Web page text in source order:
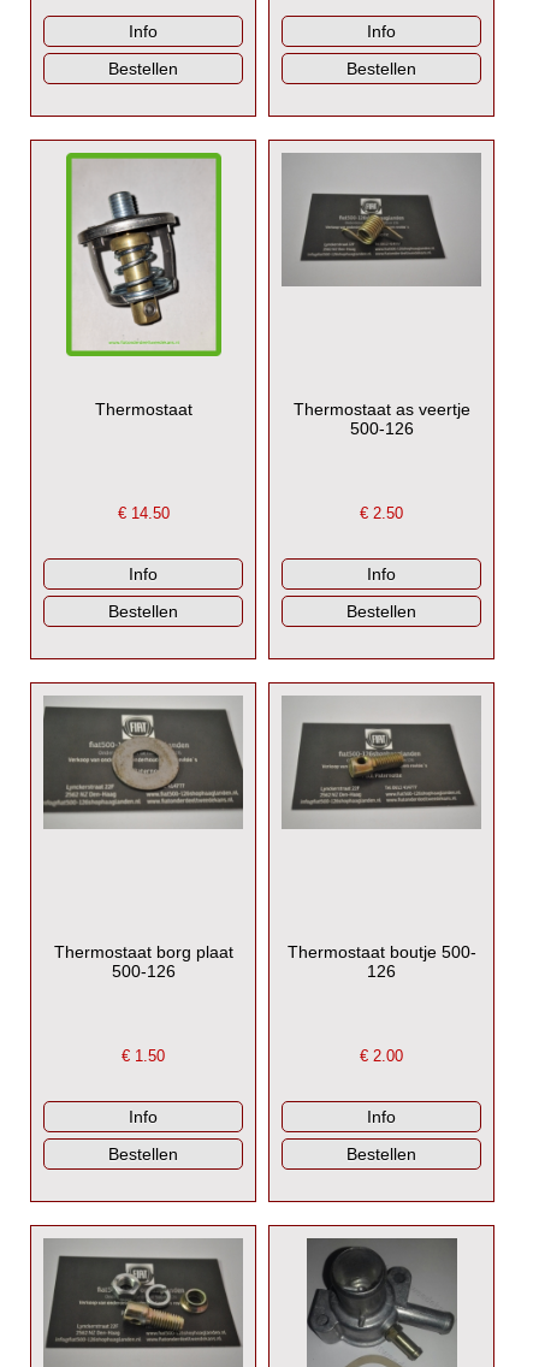
Thermostaat
€ 14.50
Thermostaat as veertje
500-126
€ 2.50
Thermostaat borg plaat
500-126
€ 1.50
Thermostaat boutje 500-
126
€ 2.00